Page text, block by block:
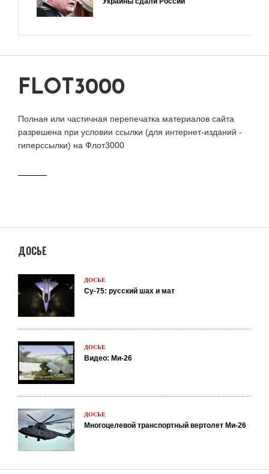
FLOT3000
Полная или частичная перепечатка материалов сайта
разрешена при условии ссылки (для интернет-изданий -
гиперссылки) на Флот3000
ДОСЬЕ
ДОСЬЕ
Су-75: русский шах и мат
ДОСЬЕ
Видео: Ми-26
ДОСЬЕ
Многоцелевой транспортный вертолет Ми-26